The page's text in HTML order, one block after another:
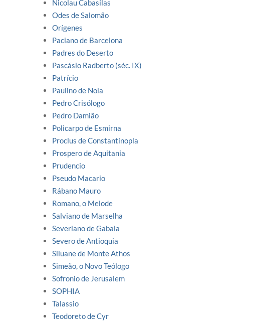
Nicolau Cabasilas
Odes de Salomão
Orígenes
Paciano de Barcelona
Padres do Deserto
Pascásio Radberto (séc. IX)
Patrício
Paulino de Nola
Pedro Crisólogo
Pedro Damião
Policarpo de Esmirna
Proclus de Constantinopla
Prospero de Aquitania
Prudencio
Pseudo Macario
Rábano Mauro
Romano, o Melode
Salviano de Marselha
Severiano de Gabala
Severo de Antioquia
Siluane de Monte Athos
Simeão, o Novo Teólogo
Sofronio de Jerusalem
SOPHIA
Talassio
Teodoreto de Cyr